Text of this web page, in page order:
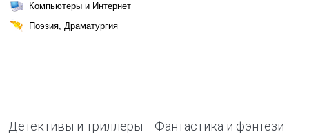
Компьютеры и Интернет
Поэзия, Драматургия
Детективы и триллеры Фантастика и фэнтези